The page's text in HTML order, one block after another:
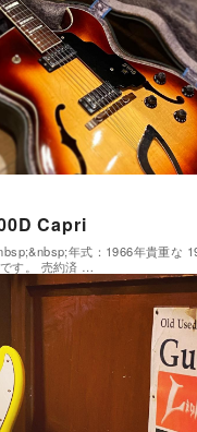
Capri
年式：1966年貴重な
す。 売約済 …